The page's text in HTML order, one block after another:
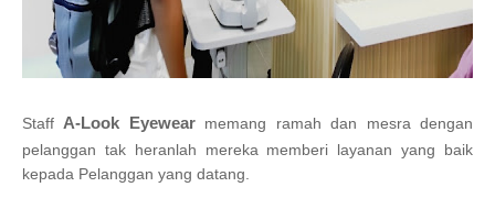
StaffA-Look Eyewearmemang ramah dan mesra dengan
pelanggan tak heranlah mereka memberi layanan yang baik
kepada Pelanggan yang datang.